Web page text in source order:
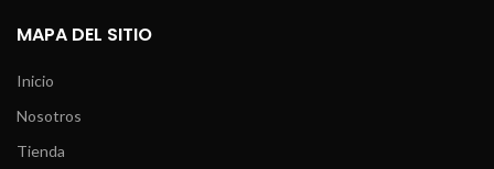
MAPA DEL SITIO
Inicio
Nosotros
Tienda